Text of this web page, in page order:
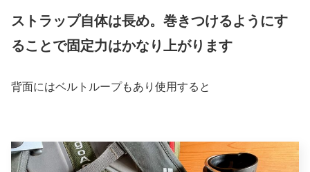
ストラップ自体は長め。巻きつけるようにす
ることで固定力はかなり上がります
背面にはベルトループもあり使用すると